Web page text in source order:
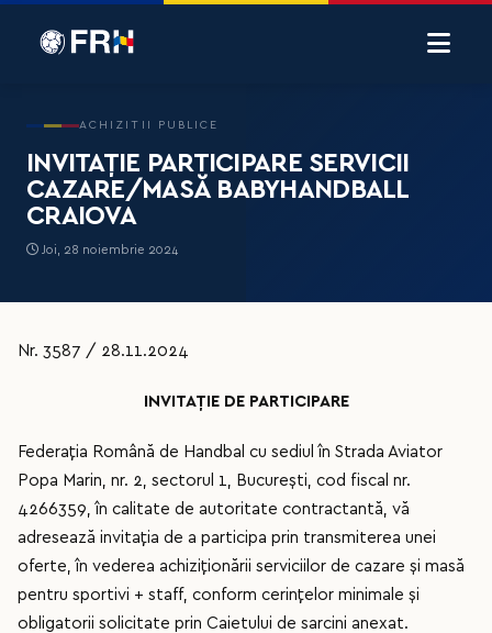
ACHIZITII PUBLICE
INVITAȚIE PARTICIPARE SERVICII
CAZARE/MASĂ BABYHANDBALL
CRAIOVA
Joi, 28 noiembrie 2024
Nr. 3587 / 28.11.2024
INVITAȚIE DE PARTICIPARE
Federaţia Română de Handbal cu sediul în Strada Aviator
Popa Marin, nr. 2, sectorul 1, București, cod fiscal nr.
4266359, în calitate de autoritate contractantă, vă
adresează invitaţia de a participa prin transmiterea unei
oferte, în vederea achiziţionării serviciilor de cazare și masă
pentru sportivi + staff, conform cerințelor minimale și
obligatorii solicitate prin Caietului de sarcini anexat.